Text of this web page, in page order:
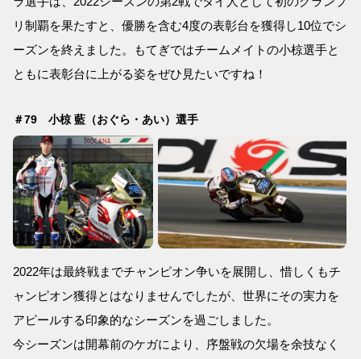
リ制覇を果たすと、優勝を含む4度の表彰台を獲得し10位でシ
ーズンを終えました。もてぎではチームメイトの小椋選手と
ともに表彰台に上がる姿をぜひ見たいですね！
＃79 小椋 藍（おぐら・あい）選手
2022年は最終戦までチャンピオン争いを展開し、惜しくもチ
ャンピオン獲得とはなりませんでしたが、世界にその実力を
アピールする印象的なシーズンを過ごしました。
今シーズンは開幕前のケガにより、序盤戦の欠場を余技なく